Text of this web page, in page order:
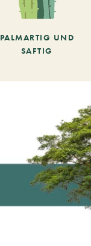
PALMARTIG UND
SAFTIG